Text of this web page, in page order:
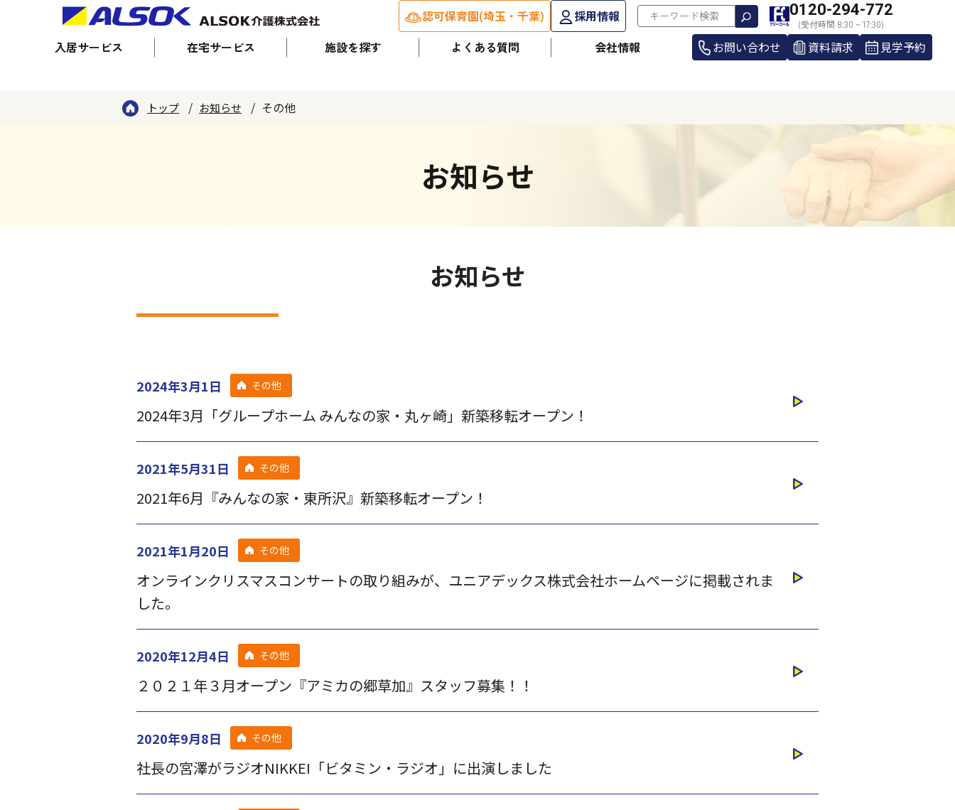
認可保育園(埼玉・千葉) 採用情報 0120-294-772
(受付時間 8:30 ~ 17:30)
入居サービス 在宅サービス 施設を探す よくある質問 会社情報 お問い合わせ 資料請求 見学予約
トップ お知らせ その他
お知らせ
お知らせ
2024年3月1日 その他
2024年3月「グループホーム みんなの家・丸ヶ崎」新築移転オープン！
2021年5月31日 その他
2021年6月『みんなの家・東所沢』新築移転オープン！
2021年1月20日 その他
オンラインクリスマスコンサートの取り組みが、ユニアデックス株式会社ホームページに掲載されま
した。
2020年12月4日 その他
２０２１年３月オープン『アミカの郷草加』スタッフ募集！！
2020年9月8日 その他
社長の宮澤がラジオNIKKEI「ビタミン・ラジオ」に出演しました